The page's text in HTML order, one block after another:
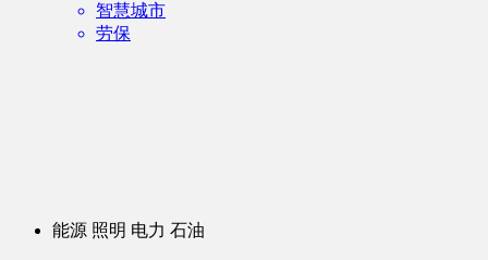
智慧城市
劳保
能源 照明 电力 石油